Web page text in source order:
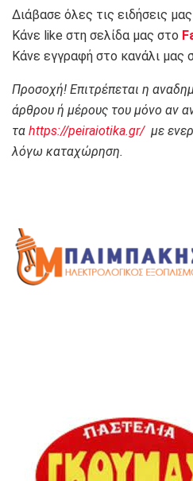
Διάβασε όλες τις ειδήσεις
Κάνε like στη σελίδα μας στο
Κάνε εγγραφή στο κανάλι μας
Προσοχή! Επιτρέπεται η
άρθρου ή μέρους του μόνο αν
τα https://peiraiotika.gr/με
λόγω καταχώρηση.